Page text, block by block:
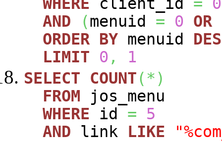
AND
(menuid = 0 OR
ORDER BY menuid
LIMIT
0 ,
1
SELECT
COUNT(*)
FROM jos_menu
WHERE id =
5
AND link LIKE